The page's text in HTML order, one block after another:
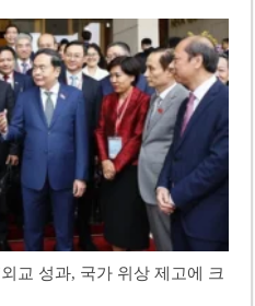
교 성과, 국가 위상 제고에 크